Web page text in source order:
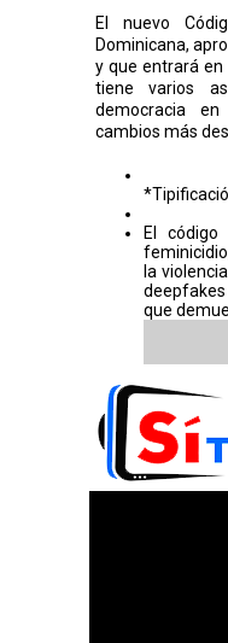
El nuevo
Dominicana,
y que entrará en
tiene varios
democracia
cambios más
El
la
que